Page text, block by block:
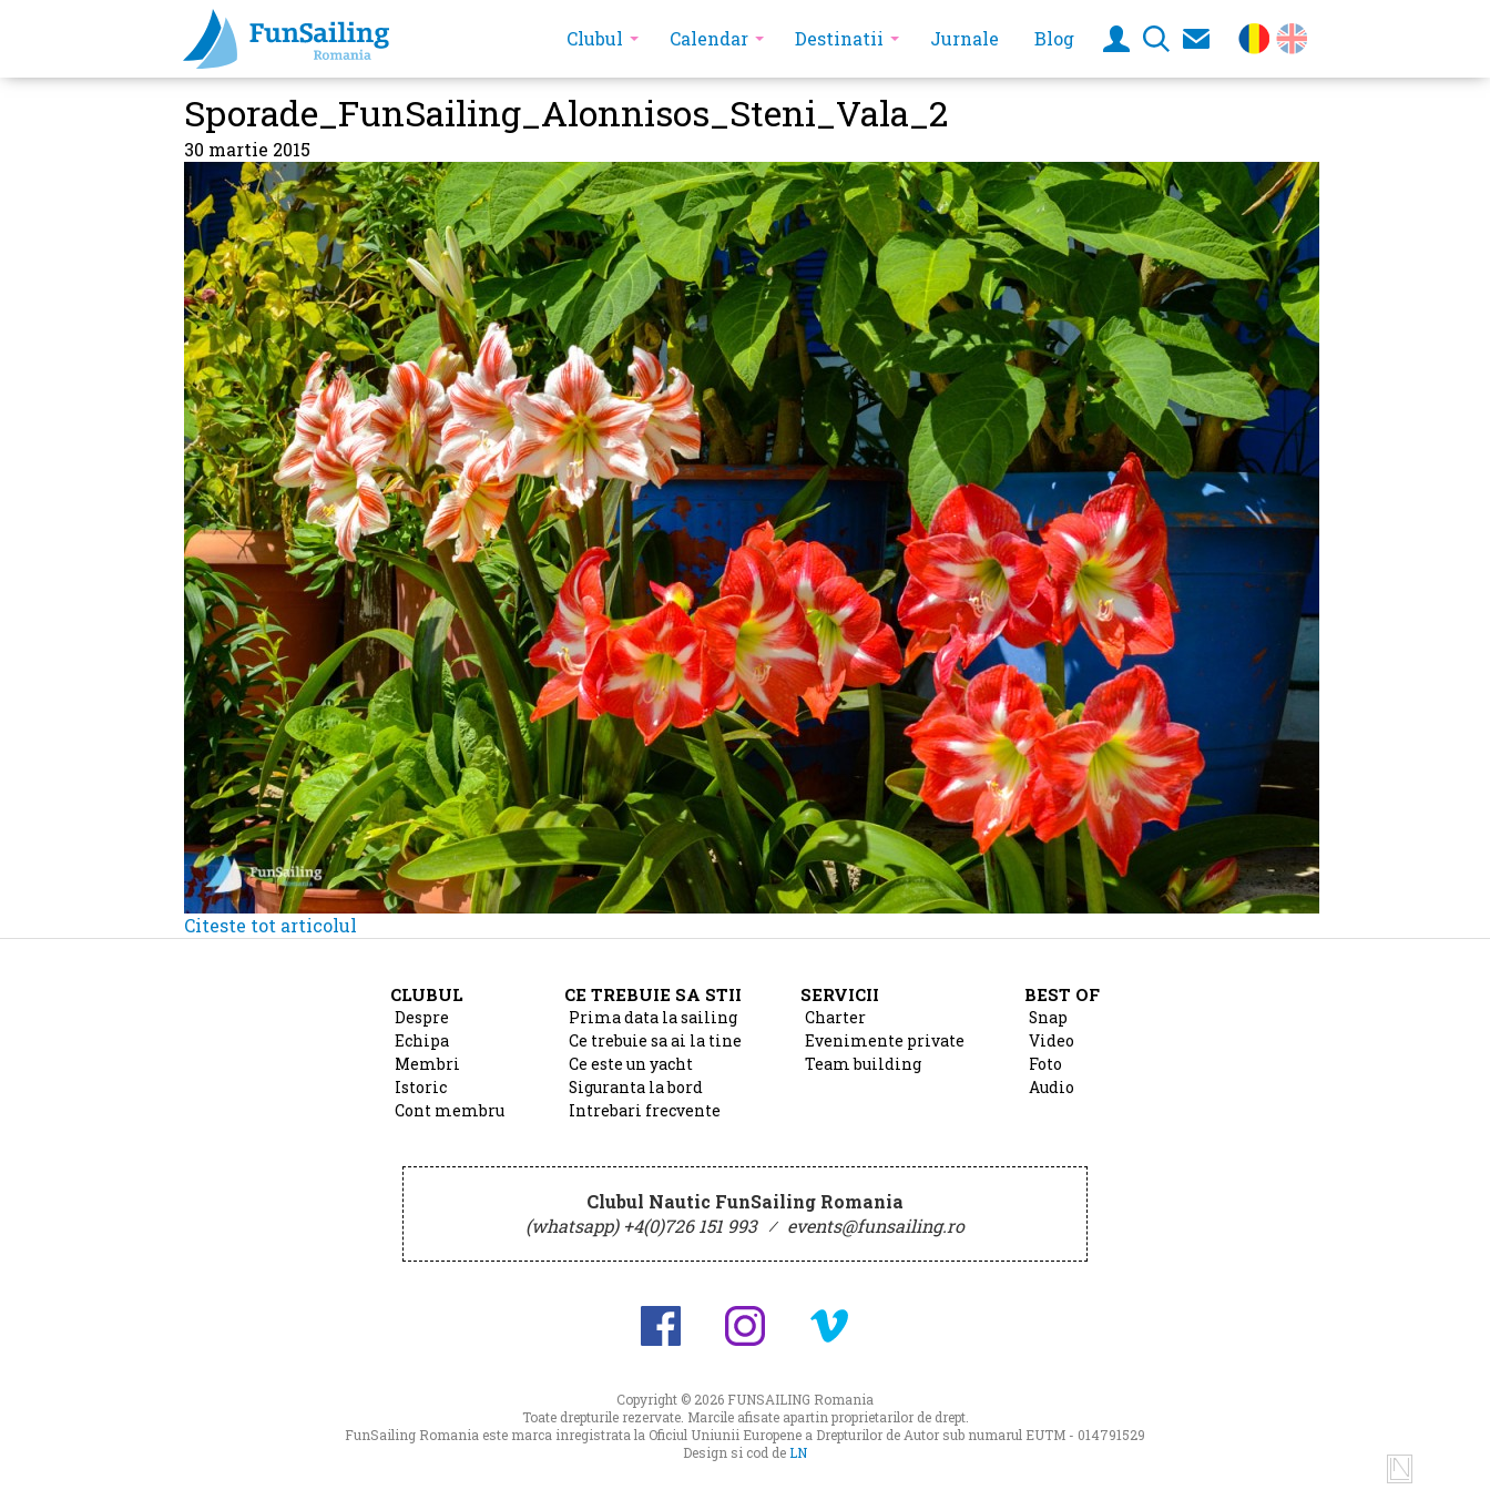
Clubul Calendar Destinatii Jurnale Blog
Sporade_FunSailing_Alonnisos_Steni_Vala_2
30 martie 2015
Citeste tot articolul
CLUBUL
Despre
Echipa
Membri
Istoric
Cont membru
CE TREBUIE SA STII
Prima data la sailing
Ce trebuie sa ai la tine
Ce este un yacht
Siguranta la bord
Intrebari frecvente
SERVICII
Charter
Evenimente private
Team building
BEST OF
Snap
Video
Foto
Audio
Clubul Nautic FunSailing Romania
(whatsapp) +4(0)726 151 993 ⁄ events@funsailing.ro
Copyright © 2026 FUNSAILING Romania
Toate drepturile rezervate. Marcile afisate apartin proprietarilor de drept.
FunSailing Romania este marca inregistrata la Oficiul Uniunii Europene a Drepturilor de Autor sub numarul EUTM - 014791529
Design si cod deLN